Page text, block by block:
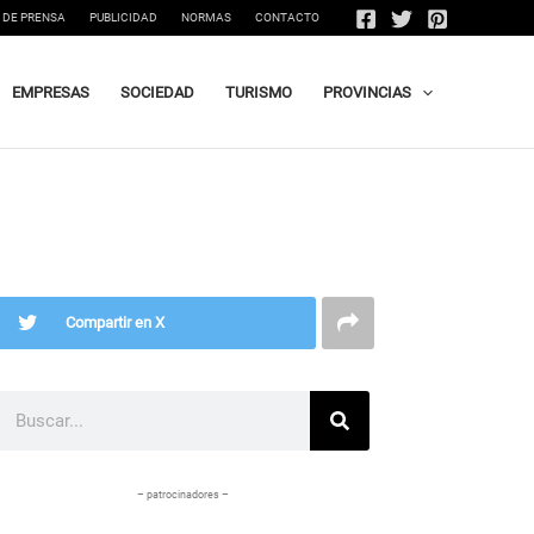
PRENSA PUBLICIDAD NORMAS CONTACTO
EMPRESAS SOCIEDAD TURISMO PROVINCIAS
Compartir en X
– patrocinadores –